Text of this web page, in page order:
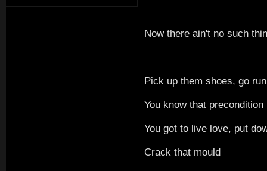
Now there ain't no such
Pick up them shoes, go
You know that
You got to live love, put
Crack that mould